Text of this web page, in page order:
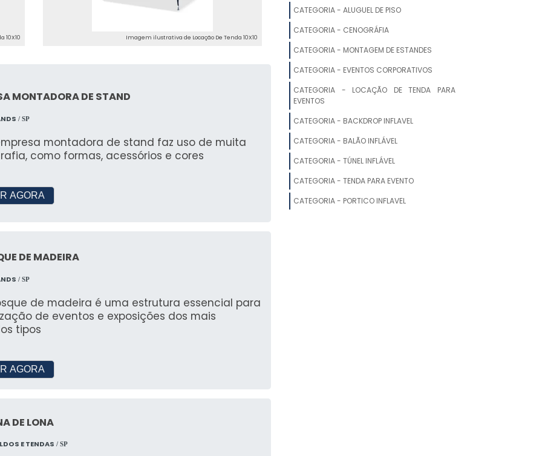
festas elegantes e eventos empresariais,
estruturado.
para Empresas
seguras para empresas, com tendas robustas
contra intempéries.
para Locação
para locação, incluindo tendas, acessórios e
completa e segura para nossos clientes.
SOBRE LOCAÇÃO DE
de tendas?
varia conforme o tamanho e especificações.
personalizado.
pessoas, dependendo da disposição interna.
cabem em uma tenda 10x10?
4 cadeiras em uma tenda 10x10.
10X10 Imagem ilustrativa de Locação De Tenda 10X10
MONTADORA DE STAND
/ SP
montadora de stand faz uso de muita
como formas, acessórios e cores
AGORA
DE MADEIRA
/ SP
de madeira é uma estrutura essencial para
de eventos e exposições dos mais
tipos
AGORA
DE LONA
E TENDAS / SP
ALUGUEL DE TENDAS TRANSPARENTES
LOCAÇÃO DE TENDAS EM INDAIATUBA
LOCAÇÃO DE TENDAS EM PORTO FELIZ
GALPÃO DE LONA MODULAR PARA
LOCAÇÃO DE TENDAS PARA FESTAS
CATEGORIA - ALUGUEL DE PISO
CATEGORIA - CENOGRÁFIA
CATEGORIA - MONTAGEM DE ESTANDES
CATEGORIA - EVENTOS CORPORATIVOS
CATEGORIA - LOCAÇÃO DE TENDA PARA
EVENTOS
CATEGORIA - BACKDROP INFLAVEL
CATEGORIA - BALÃO INFLÁVEL
CATEGORIA - TÚNEL INFLÁVEL
CATEGORIA - TENDA PARA EVENTO
CATEGORIA - PORTICO INFLAVEL